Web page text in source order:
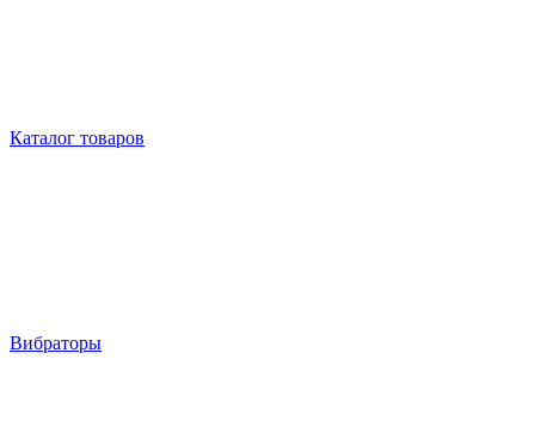
Каталог товаров
Вибраторы